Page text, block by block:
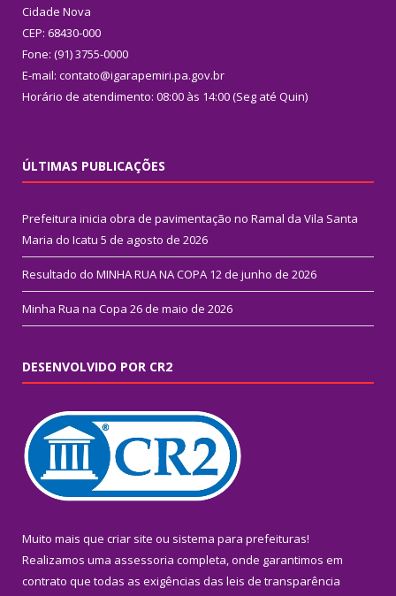
Cidade Nova
CEP: 68430-000
Fone: (91) 3755-0000
E-mail: contato@igarapemiri.pa.gov.br
Horário de atendimento: 08:00 às 14:00 (Seg até Quin)
ÚLTIMAS PUBLICAÇÕES
Prefeitura inicia obra de pavimentação no Ramal da Vila Santa
Maria do Icatu 5 de agosto de 2026
Resultado do MINHA RUA NA COPA 12 de junho de 2026
Minha Rua na Copa 26 de maio de 2026
DESENVOLVIDO POR CR2
Muito mais que criar site ou sistema para prefeituras!
Realizamos uma assessoria completa, onde garantimos em
contrato que todas as exigências das leis de transparência